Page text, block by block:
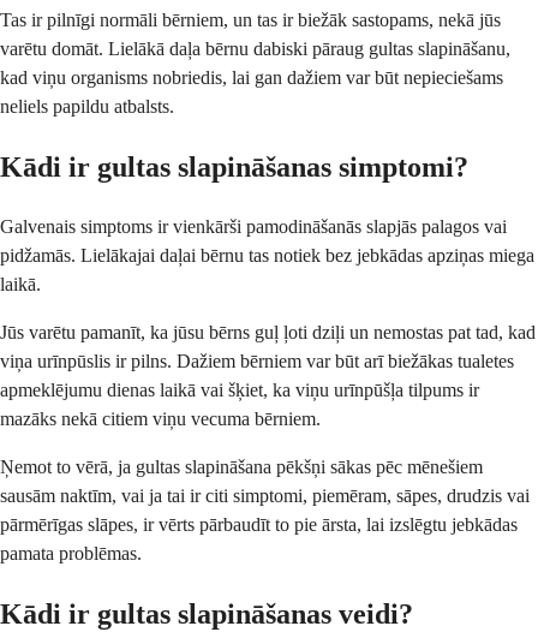
Tas ir pilnīgi normāli bērniem, un tas ir biežāk sastopams, nekā jūs
varētu domāt. Lielākā daļa bērnu dabiski pāraug gultas slapināšanu,
kad viņu organisms nobriedis, lai gan dažiem var būt nepieciešams
neliels papildu atbalsts.
Kādi ir gultas slapināšanas simptomi?
Galvenais simptoms ir vienkārši pamodināšanās slapjās palagos vai
pidžamās. Lielākajai daļai bērnu tas notiek bez jebkādas apziņas miega
laikā.
Jūs varētu pamanīt, ka jūsu bērns guļ ļoti dziļi un nemostas pat tad, kad
viņa urīnpūslis ir pilns. Dažiem bērniem var būt arī biežākas tualetes
apmeklējumu dienas laikā vai šķiet, ka viņu urīnpūšļa tilpums ir
mazāks nekā citiem viņu vecuma bērniem.
Ņemot to vērā, ja gultas slapināšana pēkšņi sākas pēc mēnešiem
sausām naktīm, vai ja tai ir citi simptomi, piemēram, sāpes, drudzis vai
pārmērīgas slāpes, ir vērts pārbaudīt to pie ārsta, lai izslēgtu jebkādas
pamata problēmas.
Kādi ir gultas slapināšanas veidi?